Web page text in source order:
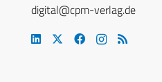
digital@cpm-verlag.de